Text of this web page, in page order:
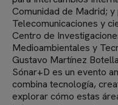
Comunidad de Madrid;
Telecomunicaciones y
Centro de
Medioambientales y
Gustavo Martínez
Sónar+D es un evento
combina tecnología,
explorar cómo estas